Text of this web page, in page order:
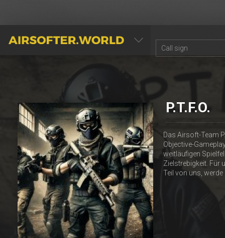
AIRSOFTER.WORLD
P.T.F.O.
Das Airsoft-Team
Objective-
weitläufigen
Zielstrebigkeit. Für
Teil von uns,